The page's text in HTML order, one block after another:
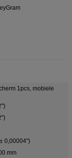
1pcs, mobiele
0,00004")
mm